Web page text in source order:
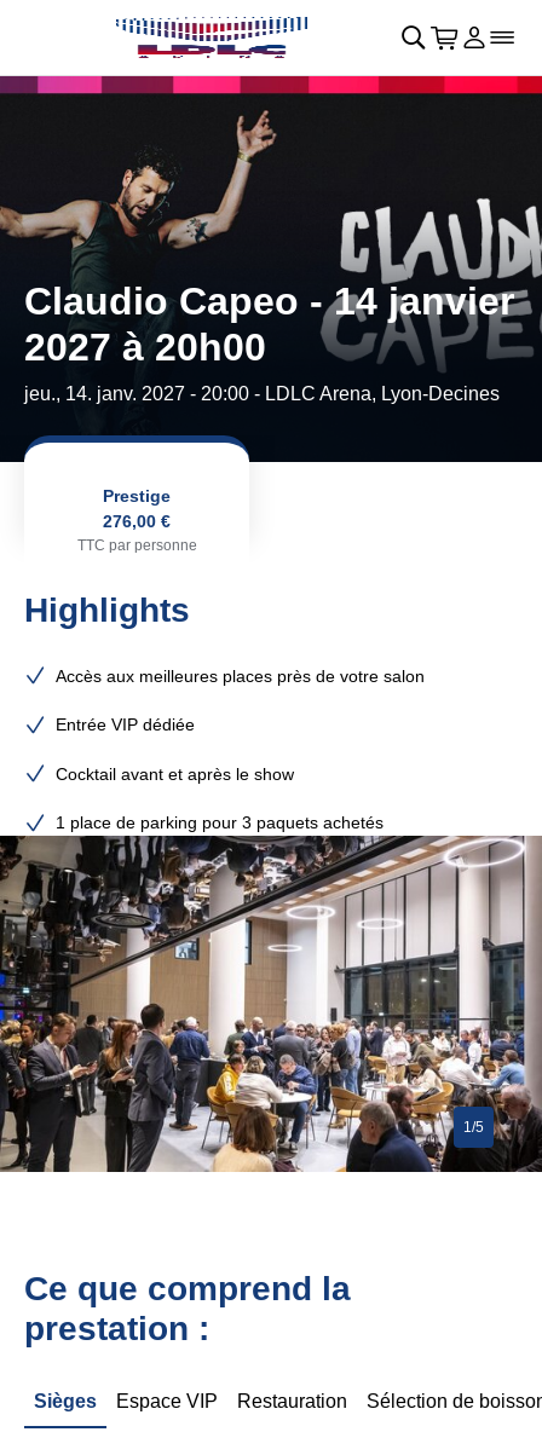
Retour au menu principal􀄫
􀊫 Cart
􀍩 Se
􀉩􀌇
Claudio Capeo - 14 janvier
2027 à 20h00
jeu., 14. janv. 2027 - 20:00 - LDLC Arena, Lyon-Decines
Prestige
276,00 €
TTC par personne
Highlights
Accès aux meilleures places près de votre salon
Entrée VIP dédiée
Cocktail avant et après le show
1 place de parking pour 3 paquets achetés
1/5
Ce que comprend la
prestation :
Sièges Espace VIP Restauration Sélection de